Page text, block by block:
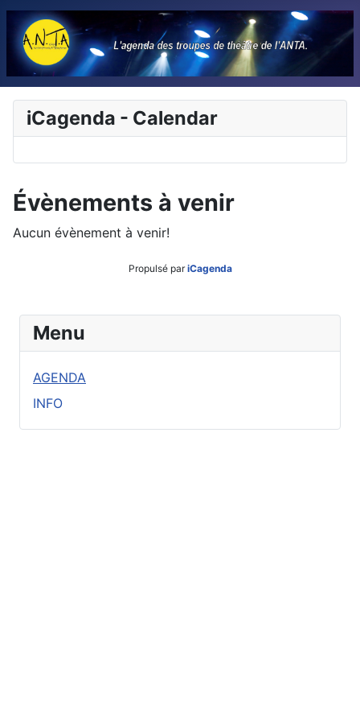
iCagenda - Calendar
Évènements à venir
Aucun évènement à venir!
Propulsé pariCagenda
Menu
AGENDA
INFO